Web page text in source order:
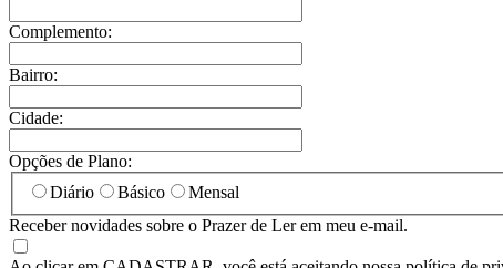
Complemento:
Bairro:
Cidade:
Opções de Plano:
Diário
Básico
Mensal
Receber novidades sobre o Prazer de Ler em meu e-mail.